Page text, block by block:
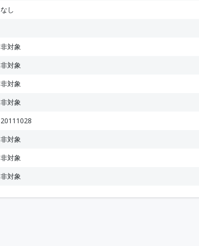
なし
非対象
非対象
非対象
非対象
20111028
非対象
非対象
非対象